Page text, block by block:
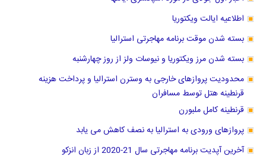
اطلاعیه ایالت ویکتوریا
بسته شدن موقت برنامه مهاجرتی استرالیا
بسته شدن مرز ویکتوریا و نیوسات ولز از روز چهارشنبه
محدودیت پروازهای خارجی به وسترن استرالیا و پرداخت هزینه
قرنطینه هتل توسط مسافران
قرنطینه کامل ملبورن
پروازهای ورودی به استرالیا به نصف کاهش می یابد
آخرین آپدیت برنامه مهاجرتی سال 21-2020 از زبان انزکو